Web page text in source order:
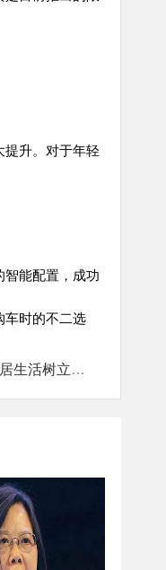
提升。对于年轻
智能配置，成功
车时的不二选
树立新标杆